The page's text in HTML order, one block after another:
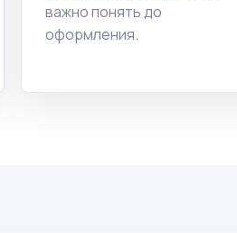
важно понять до
оформления.